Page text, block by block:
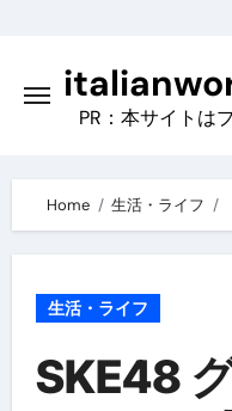
content
PR：本サイトは
Home 生活・ライフ
生活・ライフ
SKE48